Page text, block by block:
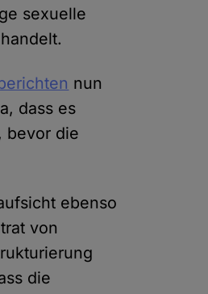
sexuelle
nun
dass es
bevor die
ebenso
von
die